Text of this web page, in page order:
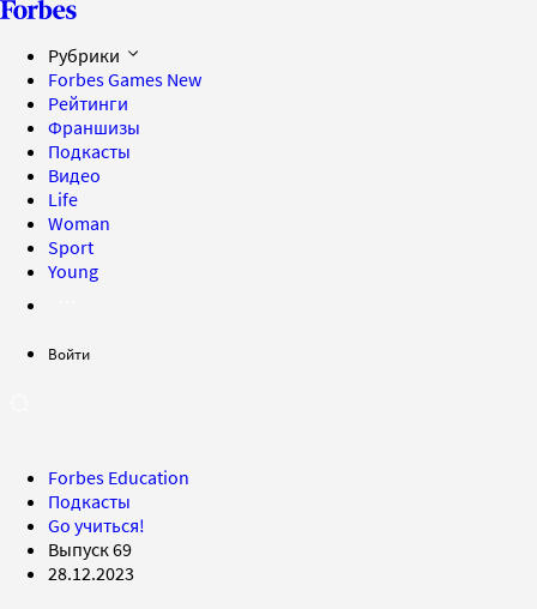
Рубрики
Forbes Games New
Рейтинги
Франшизы
Подкасты
Видео
Life
Woman
Sport
Young
Войти
Forbes Education
Подкасты
Go учиться!
Выпуск 69
28.12.2023